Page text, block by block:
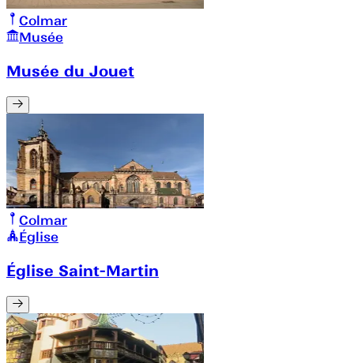
Colmar
Musée
Musée du Jouet
Colmar
Église
Église Saint-Martin